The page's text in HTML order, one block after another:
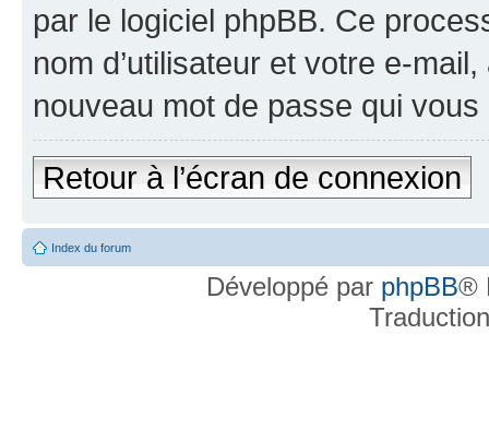
par le logiciel phpBB. Ce
nom d’utilisateur et votre e-
nouveau mot de passe qui
Retour à l’écran de connexion
Index du forum
Développé par phpBB®